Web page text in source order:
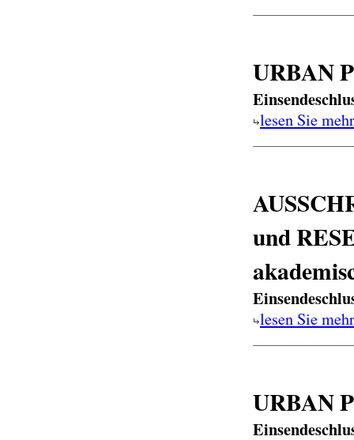
URBAN
lesen Sie mehr
und
lesen Sie mehr
URBAN